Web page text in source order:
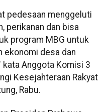
pedesaan menggeluti
perikanan dan bisa
program MBG untuk
ekonomi desa dan
kata Anggota Komisi 3
Kesejahteraan Rakyat
Rabu.